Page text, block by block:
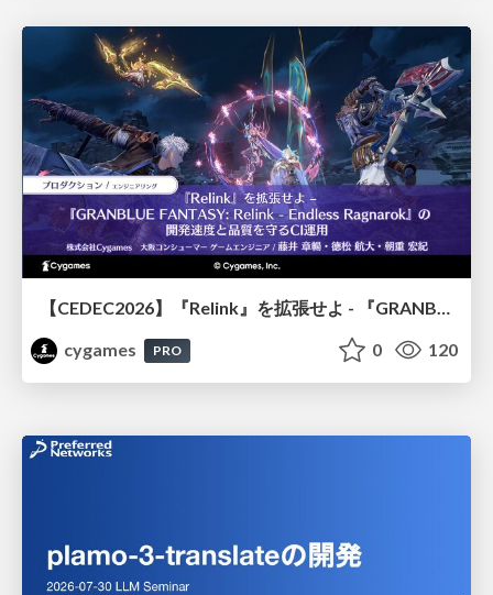
【CEDEC2026】『Relink』を拡張せよ - 『GRANBLUE FANTASY: Relink - Endless Ragnarok』の開発速度と品質を守るCI運用
cygames
PRO 0 120